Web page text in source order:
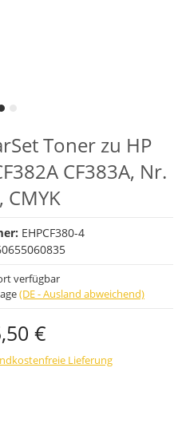
Toner zu HP
CF383A, Nr.
CMYK
EHPCF380-4
verfügbar
(DE - Ausland abweichend)
€
Lieferung